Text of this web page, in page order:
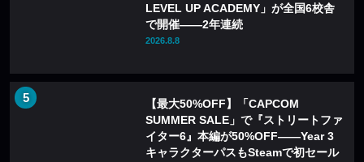
LEVEL UP ACADEMY」が全国6校舎
で開催——2年連続
2026.8.8
【最大50%OFF】「CAPCOM
SUMMER SALE」で『ストリートファ
イター6』本編が50%OFF——Year 3
キャラクターパスもSteamで初セール